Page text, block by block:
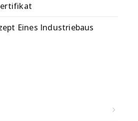
Eines Industriebaus